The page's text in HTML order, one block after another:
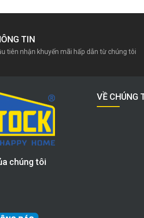
TIN
tiên nhận khuyến mãi hấp dẫn từ chúng tôi
chúng tôi
VỀ CHÚNG